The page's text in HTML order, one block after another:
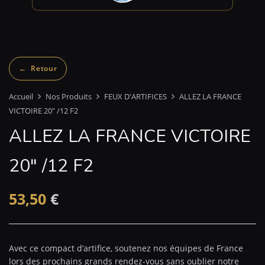
Accueil Nos Produits FEUX D'ARTIFICES
ALLEZ LA FRANCE
VICTOIRE 20″ /12 F2
ALLEZ LA FRANCE VICTOIRE
20″ /12 F2
53,50 €
Avec ce compact d’artifice, soutenez nos équipes de France
lors des prochains grands rendez-vous sans oublier notre